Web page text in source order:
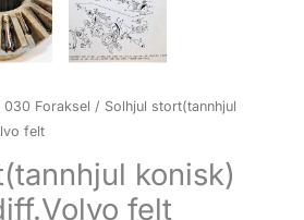
030 Foraksel / Solhjul stort(tannhjul
felt
konisk)
felt